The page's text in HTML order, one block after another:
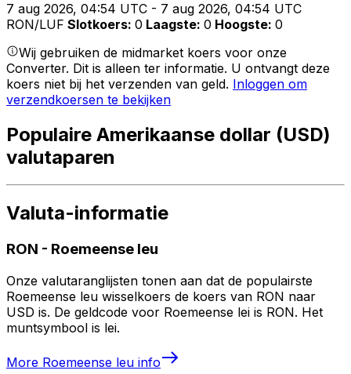
7 aug 2026, 04:54 UTC - 7 aug 2026, 04:54 UTC
RON/LUF Slotkoers: 0 Laagste: 0 Hoogste: 0
Wij gebruiken de midmarket koers voor onze
Converter. Dit is alleen ter informatie. U ontvangt deze
koers niet bij het verzenden van geld. Inloggen om
verzendkoersen te bekijken
Populaire Amerikaanse dollar (USD)
valutaparen
Valuta-informatie
RON - Roemeense leu
Onze valutaranglijsten tonen aan dat de populairste
Roemeense leu wisselkoers de koers van RON naar
USD is. De geldcode voor Roemeense lei is RON. Het
muntsymbool is lei.
More Roemeense leu info